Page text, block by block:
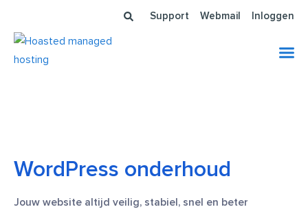
inhoud
Support Webmail Inloggen
WordPress onderhoud
Jouw website altijd veilig, stabiel, snel en beter